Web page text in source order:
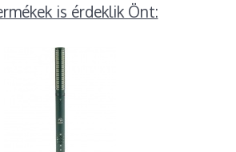
is érdeklik Önt: